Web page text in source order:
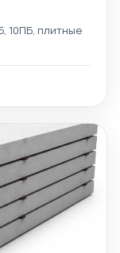
10ПБ, плитные